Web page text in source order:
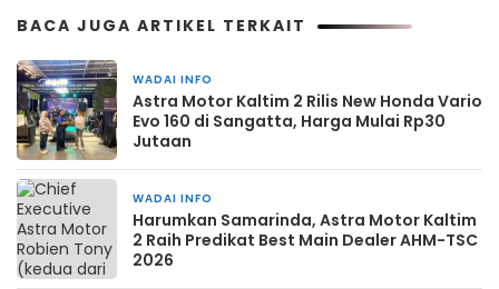
BACA JUGA ARTIKEL TERKAIT
WADAI INFO
Astra Motor Kaltim 2 Rilis New Honda Vario
Evo 160 di Sangatta, Harga Mulai Rp30
Jutaan
WADAI INFO
Harumkan Samarinda, Astra Motor Kaltim
2 Raih Predikat Best Main Dealer AHM-TSC
2026